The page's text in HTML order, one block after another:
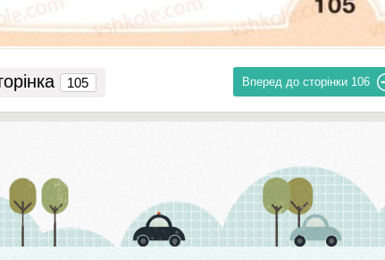
Вперед до сторінки 106